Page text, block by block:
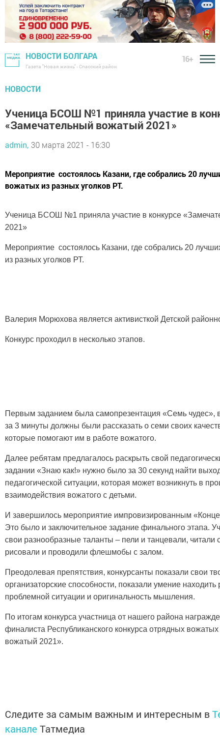
НОВОСТИ БОЛГАРА
Газета "Новая жизнь" - Спасский район
16+
НОВОСТИ
Ученица БСОШ №1 приняла участие в
«Замечательный вожатый 2021»
admin, 30 марта 2021 - 16:30
Мероприятие состоялось Казани, где собрались 20
вожатых из разных уголков РТ.
Ученица БСОШ №1 приняла участие в конкурсе
2021»
Мероприятие состоялось Казани, где собрались 20
из разных уголков РТ.
Валерия Морюхова является активисткой Детской
Конкурс проходил в несколько этапов.
Первым заданием была самопрезентация «Семь чудес», в
за 3 минуты должны были рассказать о семи своих
которые помогают им в работе вожатого.
Далее ребятам предлагалось раскрыть свой
задании «Знаю как!» нужно было за 30 секунд найти
педагогической ситуации, которая может возникнуть в
взаимодействия вожатого с детьми.
И завершилось мероприятие импровизированным
Это было и заключительное задание финального этапа.
свои разнообразные таланты – пели и танцевали, читали
рисовали и проводили флешмобы с залом.
Преодолевая препятствия, конкурсанты показали свои
организаторские способности, показали умение
проблемной ситуации и оригинальность мышления.
По итогам конкурса участница от нашего района
финалиста Республиканского конкурса отрядных
вожатый 2021».
Следите за самым важным и интересным в
канале Татмедиа